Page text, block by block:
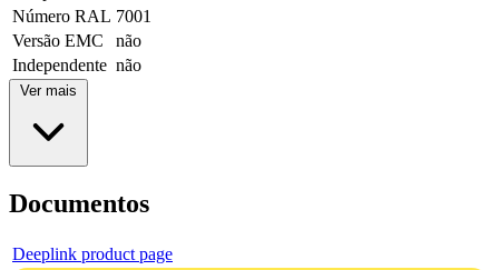
Número RAL 7001
Versão EMC
não
Independente não
Ver mais
Documentos
Deeplink product page